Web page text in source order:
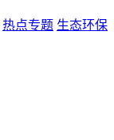
热点专题 生态环保